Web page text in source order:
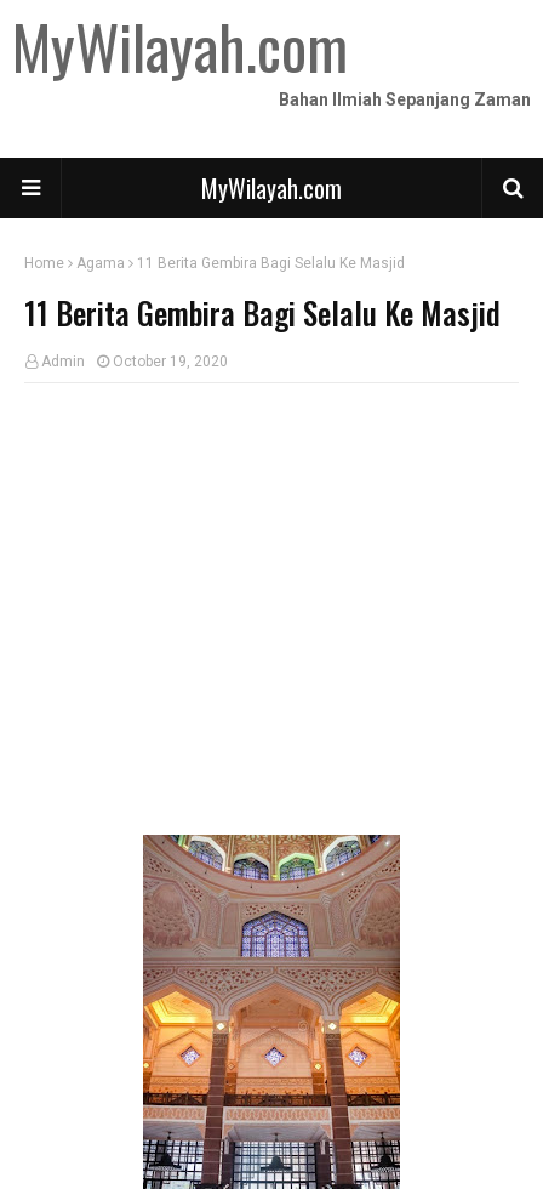
MyWilayah.com
Bahan Ilmiah Sepanjang Zaman
MyWilayah.com
Home Agama 11 Berita Gembira Bagi Selalu Ke Masjid
11 Berita Gembira Bagi Selalu Ke Masjid
Admin October 19, 2020